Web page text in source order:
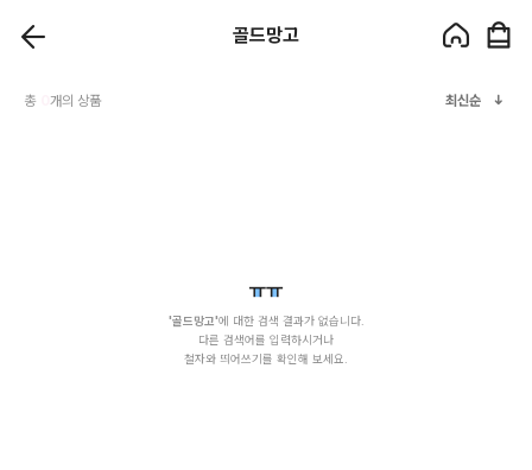
골드망고
총 개의 상품 최신순
골드망고 에 대한 검색 결과가 없습니다.
다른 검색어를 입력하시거나
철자와 띄어쓰기를 확인해 보세요.